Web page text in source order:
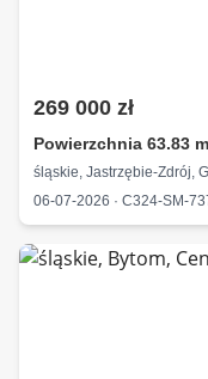
269 000 zł
Powierzchnia 63.83
śląskie, Jastrzębie-Zdrój,
06-07-2026 · C324-SM-